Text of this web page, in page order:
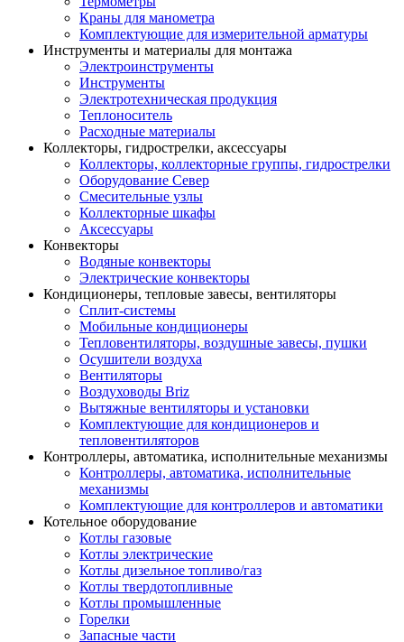
Краны для манометра
Комплектующие для измерительной арматуры
Инструменты и материалы для монтажа
Электроинструменты
Инструменты
Электротехническая продукция
Теплоноситель
Расходные материалы
Коллекторы, гидрострелки, аксессуары
Коллекторы, коллекторные группы, гидрострелки
Оборудование Север
Смесительные узлы
Коллекторные шкафы
Аксессуары
Конвекторы
Водяные конвекторы
Электрические конвекторы
Кондиционеры, тепловые завесы, вентиляторы
Сплит-системы
Мобильные кондиционеры
Тепловентиляторы, воздушные завесы, пушки
Осушители воздуха
Вентиляторы
Воздуховоды Briz
Вытяжные вентиляторы и установки
Комплектующие для кондиционеров и
тепловентиляторов
Контроллеры, автоматика, исполнительные механизмы
Контроллеры, автоматика, исполнительные
механизмы
Комплектующие для контроллеров и автоматики
Котельное оборудование
Котлы газовые
Котлы электрические
Котлы дизельное топливо/газ
Котлы твердотопливные
Котлы промышленные
Горелки
Запасные части